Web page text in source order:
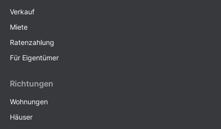
Verkauf
Miete
Ratenzahlung
Für Eigentümer
Richtungen
Wohnungen
Häuser